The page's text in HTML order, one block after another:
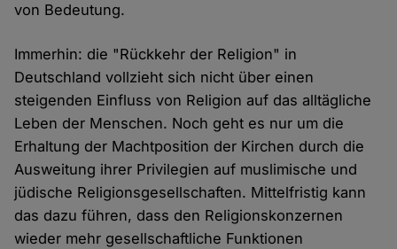
von Bedeutung.
Immerhin: die "Rückkehr der Religion" in
Deutschland vollzieht sich nicht über einen
steigenden Einfluss von Religion auf das alltägliche
Leben der Menschen. Noch geht es nur um die
Erhaltung der Machtposition der Kirchen durch die
Ausweitung ihrer Privilegien auf muslimische und
jüdische Religionsgesellschaften. Mittelfristig kann
das dazu führen, dass den Religionskonzernen
wieder mehr gesellschaftliche Funktionen